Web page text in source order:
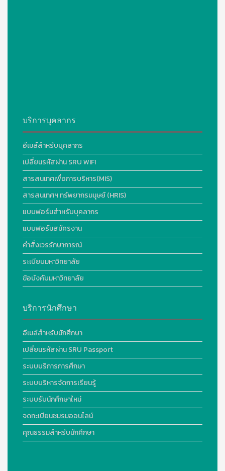
บริการบุคลากร
อีเมล์สำหรับบุคลากร
เปลี่ยนรหัสผ่าน SRU WIFI
สารสนเทศเพื่อการบริหาร(MIS)
สารสนเทศฯ ทรัพยากรมนุษย์ (HRIS)
แบบฟอร์มสำหรับบุคลากร
แบบฟอร์มสมัครงาน
คำสั่งเวรรักษาการณ์
ระเบียบมหาวิทยาลัย
ข้อบังคับมหาวิทยาลัย
บริการนักศึกษา
อีเมล์สำหรับนักศึกษา
เปลี่ยนรหัสผ่าน SRU Passport
ระบบบริการการศึกษา
ระบบบริหารจัดการเรียนรู้
ระบบรับนักศึกษาใหม่
จดทะเบียนชมรมออนไลน์
คุณธรรมสำหรับนักศึกษา